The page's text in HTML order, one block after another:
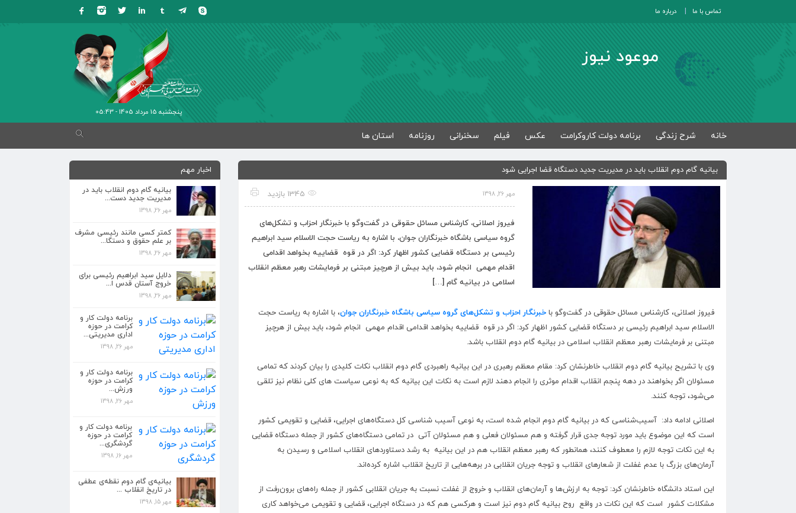
تماس با ما درباره ما
موعود نیوز
پنجشنبه 15 مرداد 1405 - 05:43
خانه شرح زندگی برنامه دولت کاروکرامت عکس فیلم سخنرانی روزنامه استان ها
بیانیه گام دوم انقلاب باید در مدیریت جدید دستگاه قضا اجرایی شود
مهر 26, 1398 1345 بازدید
فیروز اصلانی، کارشناس مسائل حقوقی در گفت‌و‌گو با خبرنگار احزاب و تشکل‌های
گروه سیاسی باشگاه خبرنگاران جوان، با اشاره به ریاست حجت الاسلام سید ابراهیم
رئیسی بر دستگاه قضایی کشور اظهار کرد: اگر در قوه قضاییه بخواهد اقدامی
اقدام مهمی انجام شود، باید بیش از هرچیز مبتنی بر فرمایشات رهبر معظم انقلاب
اسلامی در بیانیه گام […]
فیروز اصلانی، کارشناس مسائل حقوقی در گفت‌و‌گو با خبرنگار احزاب و تشکل‌های گروه سیاسی باشگاه خبرنگاران جوان، با اشاره به ریاست حجت
الاسلام سید ابراهیم رئیسی بر دستگاه قضایی کشور اظهار کرد: اگر در قوه قضاییه بخواهد اقدامی اقدام مهمی انجام شود، باید بیش از هرچیز
مبتنی بر فرمایشات رهبر معظم انقلاب اسلامی در بیانیه گام دوم انقلاب باشد.
وی با تشریح بیانیه گام دوم انقلاب خاطرنشان کرد: مقام معظم رهبری در این بیانیه راهبردی گام دوم انقلاب نکات کلیدی را بیان کردند که تمامی
مسئولان اگر بخواهند در دهه پنجم انقلاب اقدام موثری را انجام دهند لازم است به‌ نکات این بیانیه که به نوعی سیاست های کلی نظام نیز تلقی
می‌شود، توجه کنند.
اصلانی ادامه داد: آسیب‌شناسی که در بیانیه گام دوم انجام شده است، به نوعی آسیب شناسی کل دستگاه‌های اجرایی، قضایی و تقویمی کشور
است که این موضوع باید مورد توجه جدی قرار گرفته و هم مسئولان فعلی و هم مسئولان آتی در تمامی دستگاه‌های کشور از جمله دستگاه قضایی
به این نکات توجه لازم را معطوف کنند، همانطور که رهبر معظم انقلاب هم در این بیانیه به رشد دستاوردهای انقلاب اسلامی و رسیدن به
آرمان‌های بزرگ با عدم غفلت از شعارهای انقلاب و توجه جریان انقلابی در برهه‌هایی از تاریخ انقلاب اشاره کرده‌اند.
این استاد دانشگاه خاطرنشان کرد: توجه به ارزش‌ها و آرمان‌های انقلاب و خروج از غفلت نسبت به جریان انقلابی کشور از جمله راه‌‎های برون‌رفت از
مشکلات کشور است که این نکات در واقع روح بیانیه گام دوم نیز است و هرکسی هم که در دستگاه اجرایی، قضایی و تقویمی می‌خواهد کاری
اخبار مهم
بیانیه گام دوم انقلاب باید در
مدیریت جدید دست...
مهر 26, 1398
کمتر کسی مانند رئیسی مشرف
بر علم حقوق و دستگا...
مهر 26, 1398
دلایل سید ابراهیم رئیسی برای
خروج آستان قدس ا...
مهر 26, 1398
برنامه دولت کار و
کرامت در حوزه
اداری مدیریتی...
مهر 26, 1398
برنامه دولت کار و
کرامت در حوزه
ورزش...
مهر 26, 1398
برنامه دولت کار و
کرامت در حوزه
گردشگری...
مهر 16, 1398
بیانیه‌ی گام دوم نقطه‌ی عطفی
در تاریخ انقلاب ...
مهر 15, 1398
کمتر کسی مانند رئیسی مشرف بر علم
حقوق و دستگا...
دلایل سید ابراهیم رئیسی برای خروج آستان
قدس ا...
مهر 26, 1398
برنامه دولت کار و کرامت در حوزه اداری
مدیریتی...
مهر 26, 1398
برنامه دولت کار و کرامت در حوزه ورزش...
مهر 26, 1398
دست...
مهر 26, 1398